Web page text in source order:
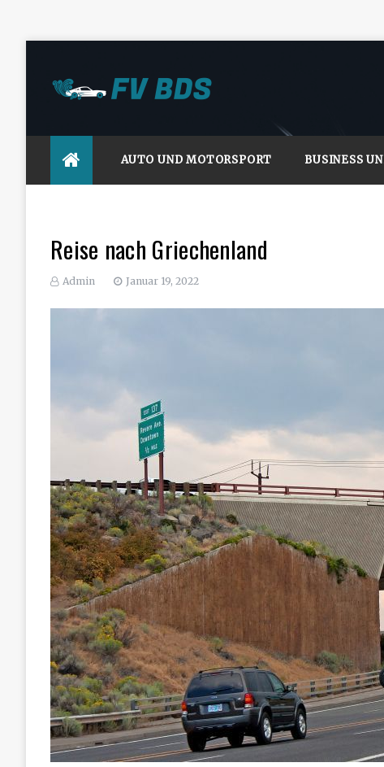
content
AUTO UND MOTORSPORT BUSINESS
Reise nach Griechenland
Admin Januar 19, 2022